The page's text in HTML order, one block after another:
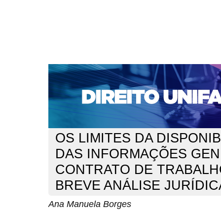
CAPA SOBRE ACESSO CADASTRO
NOTÍCIAS
EDIÇÕES DE Nº 1 A 100 WEBMAIL
Capa>n. 177 (2015) > Borges
OS LIMITES DA
DAS INFORMAÇÕES
CONTRATO DE
BREVE ANÁLISE
Ana Manuela Borges